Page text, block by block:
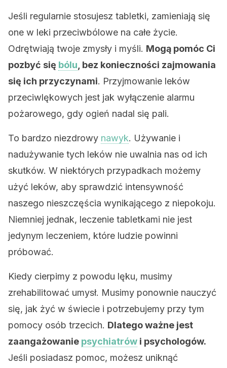
Jeśli regularnie stosujesz tabletki, zamieniają się
one w leki przeciwbólowe na całe życie.
Odrętwiają twoje zmysły i myśli. Mogą pomóc Ci
pozbyć się bólu , bez konieczności zajmowania
się ich przyczynami. Przyjmowanie leków
przeciwlękowych jest jak wyłączenie alarmu
pożarowego, gdy ogień nadal się pali.
To bardzo niezdrowy nawyk. Używanie i
nadużywanie tych leków nie uwalnia nas od ich
skutków. W niektórych przypadkach możemy
użyć leków, aby sprawdzić intensywność
naszego nieszczęścia wynikającego z niepokoju.
Niemniej jednak, leczenie tabletkami nie jest
jedynym leczeniem, które ludzie powinni
próbować.
Kiedy cierpimy z powodu lęku, musimy
zrehabilitować umysł. Musimy ponownie nauczyć
się, jak żyć w świecie i potrzebujemy przy tym
pomocy osób trzecich. Dlatego ważne jest
zaangażowanie psychiatrów i psychologów.
Jeśli posiadasz pomoc, możesz uniknąć